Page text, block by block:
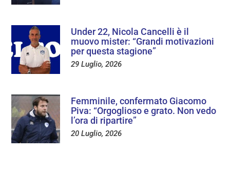
Under 22, Nicola Cancelli è il
muovo mister: “Grandi motivazioni
per questa stagione”
29 Luglio, 2026
Femminile, confermato Giacomo
Piva: “Orgoglioso e grato. Non vedo
l’ora di ripartire”
20 Luglio, 2026